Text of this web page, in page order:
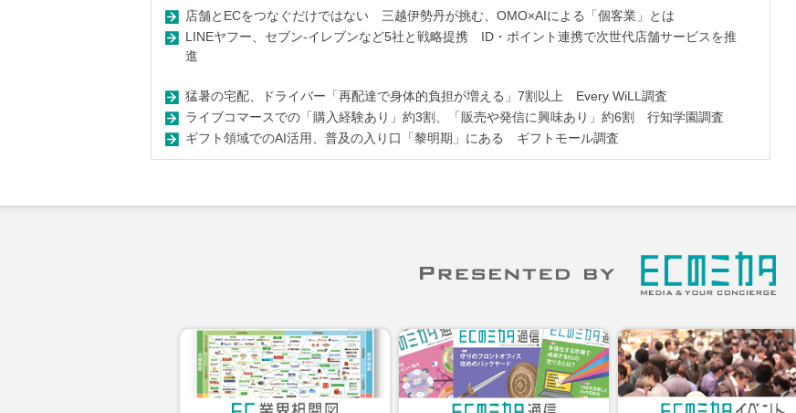
店舗とECをつなぐだけではない 三越伊勢丹が挑む、OMO×AIによる「個客業」とは
LINEヤフー、セブン-イレブンなど5社と戦略提携 ID・ポイント連携で次世代店舗サービスを推
進
猛暑の宅配、ドライバー「再配達で身体的負担が増える」7割以上 Every WiLL調査
ライブコマースでの「購入経験あり」約3割、「販売や発信に興味あり」約6割 行知学園調査
ギフト領域でのAI活用、普及の入り口「黎明期」にある ギフトモール調査